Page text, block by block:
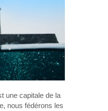
une capitale de la
nous fédérons les